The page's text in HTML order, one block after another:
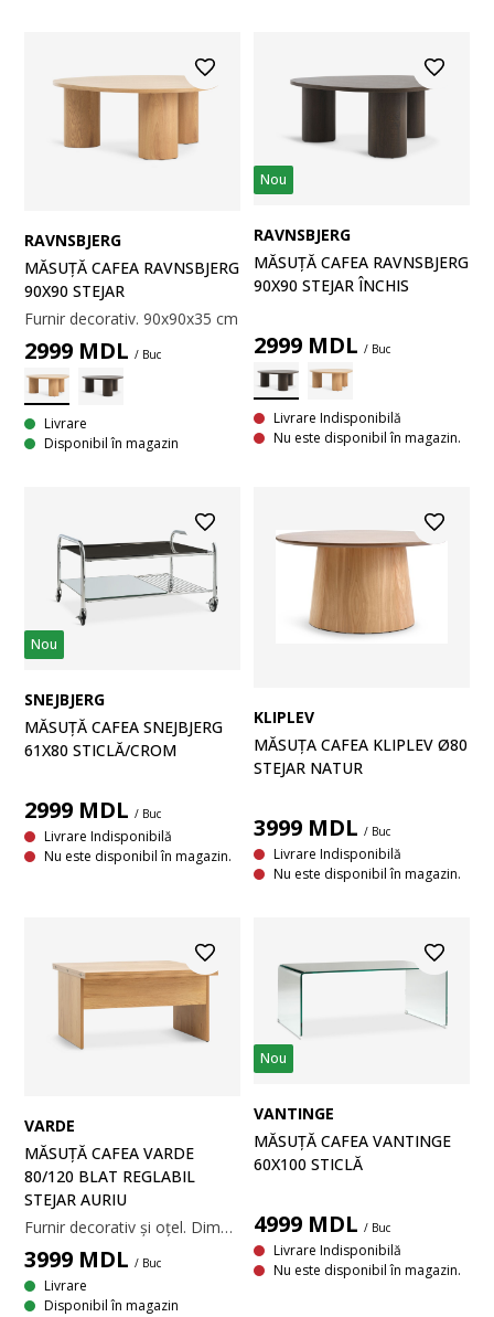
RAVNSBJERG
MĂSUȚĂ CAFEA RAVNSBJERG
90X90 STEJAR
Furnir decorativ. 90x90x35 cm
2999 MDL / Buc
Livrare
Disponibil în magazin
Nou
RAVNSBJERG
MĂSUȚĂ CAFEA RAVNSBJERG
90X90 STEJAR ÎNCHIS
2999 MDL / Buc
Livrare Indisponibilă
Nu este disponibil în magazin.
Nou
SNEJBJERG
MĂSUȚĂ CAFEA SNEJBJERG
61X80 STICLĂ/CROM
2999 MDL / Buc
Livrare Indisponibilă
Nu este disponibil în magazin.
KLIPLEV
MĂSUȚA CAFEA KLIPLEV Ø80
STEJAR NATUR
3999 MDL / Buc
Livrare Indisponibilă
Nu este disponibil în magazin.
VARDE
MĂSUȚĂ CAFEA VARDE
80/120 BLAT REGLABIL
STEJAR AURIU
Furnir decorativ și oțel. Dimensiunea blatului se poate dubla si ridica pentru a lua masa. 80x80/160x44/70 cm
3999 MDL / Buc
Livrare
Disponibil în magazin
Nou
VANTINGE
MĂSUȚĂ CAFEA VANTINGE
60X100 STICLĂ
4999 MDL / Buc
Livrare Indisponibilă
Nu este disponibil în magazin.